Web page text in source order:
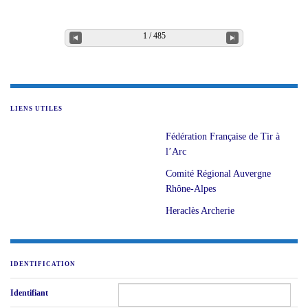
LIENS UTILES
Fédération Française de Tir à
l’Arc
Comité Régional Auvergne
Rhône-Alpes
Heraclès Archerie
IDENTIFICATION
Identifiant